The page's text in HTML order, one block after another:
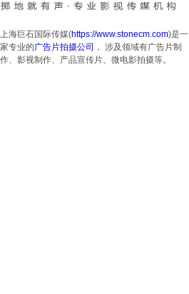
上海巨石国际传媒(https://www.stonecm.com)是一
家专业的广告片拍摄公司 ， 涉及领域有广告片制
作、影视制作、产品宣传片、微电影拍摄等。